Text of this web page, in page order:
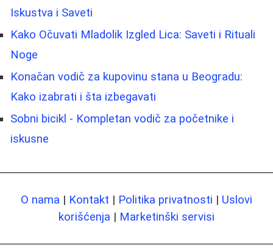
Iskustva i Saveti
Kako Očuvati Mladolik Izgled Lica: Saveti i Rituali
Noge
Konačan vodič za kupovinu stana u Beogradu:
Kako izabrati i šta izbegavati
Sobni bicikl - Kompletan vodič za početnike i
iskusne
O nama | Kontakt | Politika privatnosti | Uslovi
korišćenja | Marketinški servisi